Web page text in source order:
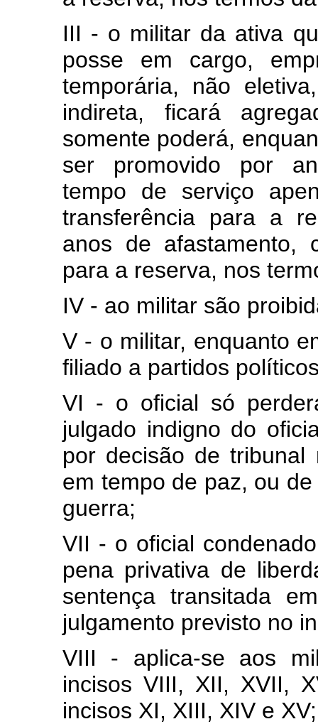
III - o militar da ativa
posse em cargo,
temporária, não
indireta, ficará
somente poderá,
ser promovido por
tempo de serviço
transferência para a
anos de afastamento,
para a reserva, nos
IV - ao militar são
V - o militar, enquanto
filiado a partidos
VI - o oficial só
julgado indigno do
por decisão de tribunal
em tempo de paz, ou
guerra;
VII - o oficial
pena privativa de
sentença transitada
julgamento previsto no
VIII - aplica-se aos
incisos VIII, XII, XVII,
incisos XI, XIII, XIV e XV;